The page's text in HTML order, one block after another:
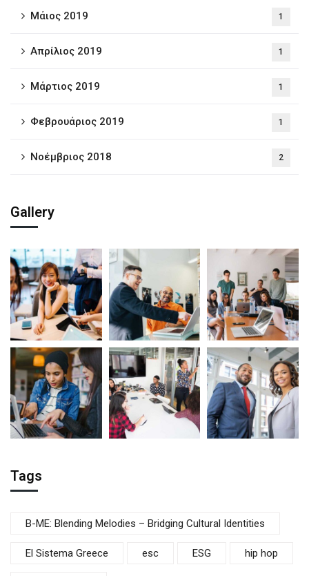
Μάιος 2019 1
Απρίλιος 2019 1
Μάρτιος 2019 1
Φεβρουάριος 2019 1
Νοέμβριος 2018 2
Gallery
Tags
B-ME: Blending Melodies – Bridging Cultural Identities
El Sistema Greece esc ESG hip hop